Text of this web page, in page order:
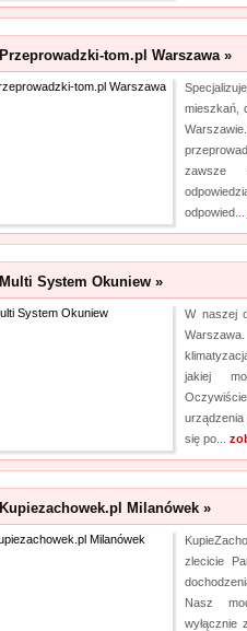
Przeprowadzki-tom.pl Warszawa »
mieszkań,
zawsze
odpowied...
Multi System Okuniew »
W naszej
jakiej
się po...
Kupiezachowek.pl Milanówek »
zlecicie
Nasz
wyłącznie